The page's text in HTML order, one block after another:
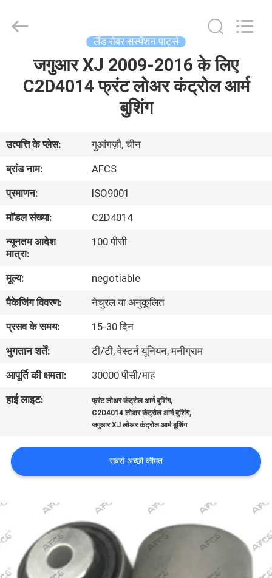
वीडियो
बारे
में
कारखाने
का
दौरा
गुणवत्ता
नियंत्रण
हमसे
करें
उद्धरण
मांगें
PARTS
लैंड रोवर सस्पेंशन पार्ट्स
जगुआर XJ 2009-2016 के लिए
C2D4014 फ्रंट लोअर कंट्रोल आर्म
बुशिंग
उत्पत्ति के प्लेस:
गुआंगज़ौ, चीन
ब्रांड नाम:
AFCS
प्रमाणन:
ISO9001
मॉडल संख्या:
C2D4014
न्यूनतम आदेश
मात्रा:
100 पीसी
मूल्य:
negotiable
पैकेजिंग विवरण:
नेचुरल या अनुकूलित
प्रसव के समय:
15-30 दिन
भुगतान शर्तें:
टी/टी, वेस्टर्न यूनियन, मनीग्राम
आपूर्ति की क्षमता:
30000 पीसी/माह
हाई लाइट:
फ्रंट लोअर कंट्रोल आर्म बुशिंग,
C2D4014 लोअर कंट्रोल आर्म बुशिंग,
जगुआर XJ लोअर कंट्रोल आर्म बुशिंग
सबसे अच्छी कीमत